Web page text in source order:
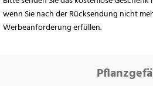
wenn Sie nach der Rücksendung nicht
Werbeanforderung erfüllen.